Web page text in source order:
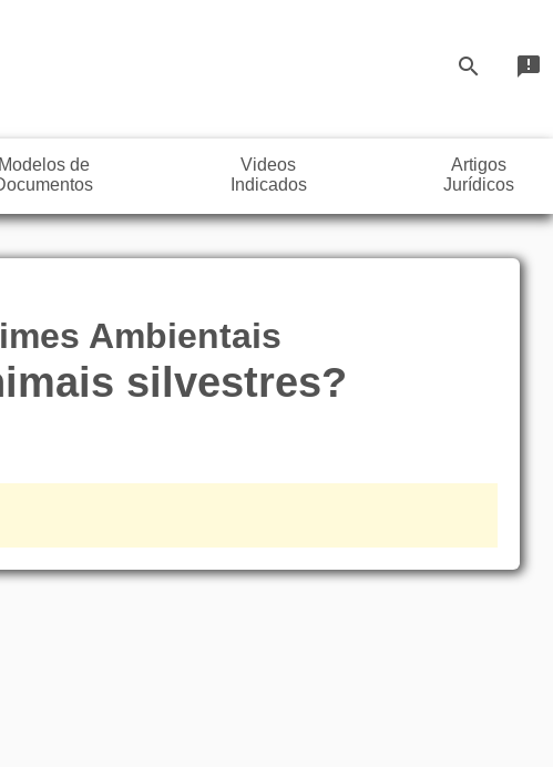
search announcement
Modelos de
Videos
Indicados
Artigos
Jurídicos
Ambientais
silvestres?